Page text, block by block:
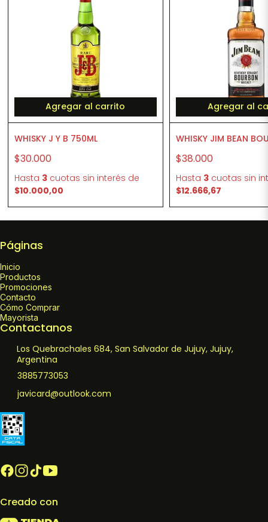
Agregar al carrito
WHISKY J Y B 750ML
$30.000
Hasta 3cuotas sin interés de
$10.000,00
Agregar al
WHISKY JIM BEAN
$38.000
Hasta 3 cuotas sin
$12.666,67
Páginas
Inicio
Productos
Promociones
Contacto
Cómo Comprar
Mayorista
Contactanos
Los Quebrachales 684, San Salvador de Jujuy, Jujuy,
Argentina
3885773053
javicard@outlook.com
Creado con